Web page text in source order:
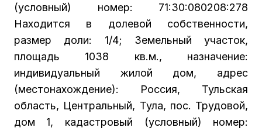
(условный) номер: 71:30:080208:278
Находится в долевой собственности,
размер доли: 1/4; Земельный участок,
площадь 1038 кв.м., назначение:
индивидуальный жилой дом, адрес
(местонахождение): Россия, Тульская
область, Центральный, Тула, пос. Трудовой,
дом 1, кадастровый (условный) номер: